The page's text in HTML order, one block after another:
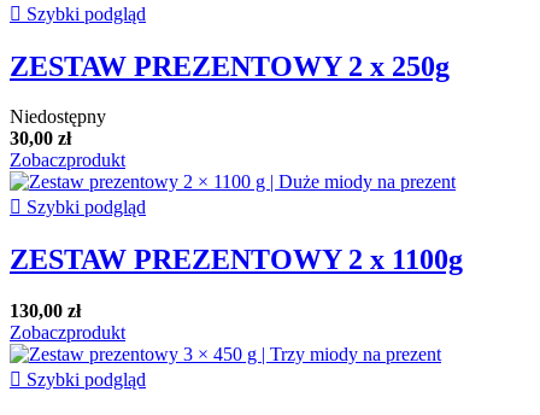
 Szybki podgląd
ZESTAW PREZENTOWY 2 x 250g
Niedostępny
30,00 zł
Zobaczprodukt
 Szybki podgląd
ZESTAW PREZENTOWY 2 x 1100g
130,00 zł
Zobaczprodukt
 Szybki podgląd